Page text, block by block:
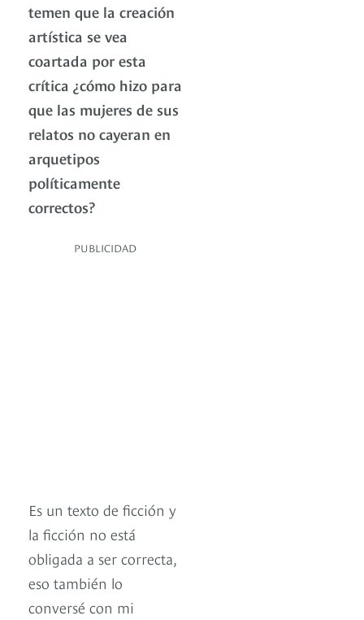
temen que la creación
artística se vea
coartada por esta
crítica ¿cómo hizo para
que las mujeres de sus
relatos no cayeran en
arquetipos
políticamente
correctos?
PUBLICIDAD
Es un texto de ficción y
la ficción no está
obligada a ser correcta,
eso también lo
conversé con mi